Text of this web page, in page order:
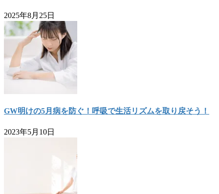
2025年8月25日
GW明けの5月病を防ぐ！呼吸で生活リズムを取り戻そう！
2023年5月10日